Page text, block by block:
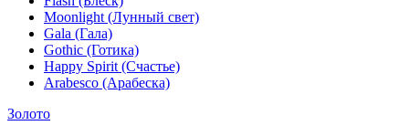
Moonlight (Лунный свет)
Gala (Гала)
Gothic (Готика)
Happy Spirit (Счастье)
Arabesco (Арабеска)
Золото